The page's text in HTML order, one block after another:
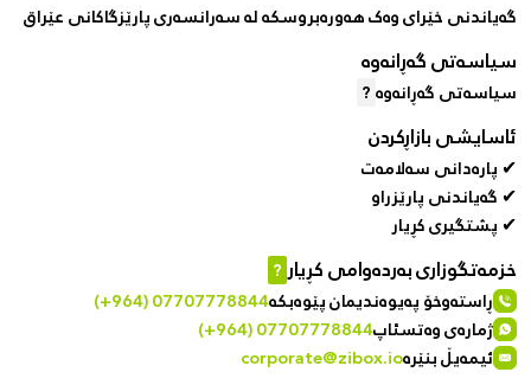
گەیاندنی خێرای وەک هەورەبروسکە لە سەرانسەری پارێزگاکانی عێراق
سیاسەتی گەڕانەوە
سیاسەتی گەڕانەوە?
ئاسایشی بازاڕکردن
✔ پارەدانی سەلامەت
✔ گەیاندنی پارێزراو
✔ پشتگیری کڕیار
خزمەتگوزاری بەردەوامی کڕیار?
ڕاستەوخۆ پەیوەندیمان پێوەبکە(+964) 07707778844
ژمارەی وەتسئاپ(+964) 07707778844
ئیمەیڵ بنێرەcorporate@zibox.io